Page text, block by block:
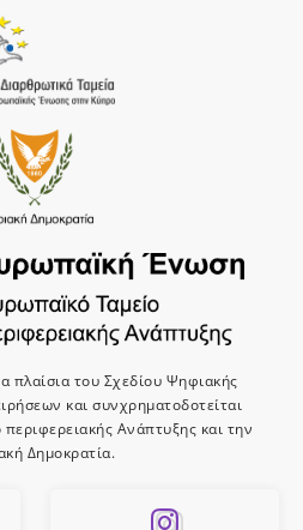
πλαίσια του Σχεδίου Ψηφιακής
και συνχρηματοδοτείται
Ανάπτυξης και την
Δημοκρατία.